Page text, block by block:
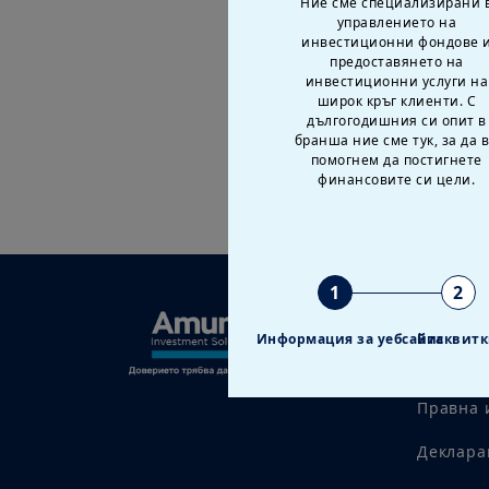
управлението на
инвестиционни фондове и
предоставянето на
инвестиционни услуги на
широк кръг клиенти. С
дългогодишния си опит в
бранша ние сме тук, за да
помогнем да постигнете
финансовите си цели.
1
Информация за уебсайта
2
Правна